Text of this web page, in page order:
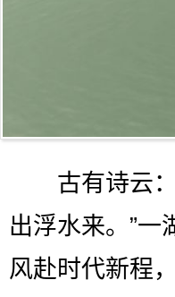
古有诗云：“
出浮水来。”一
风赴时代新程